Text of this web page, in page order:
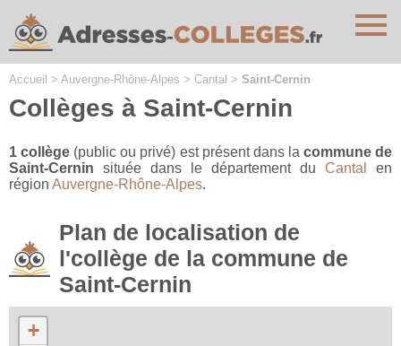
Accueil > Auvergne-Rhône-Alpes > Cantal > Saint-Cernin
Collèges à Saint-Cernin
1 collège (public ou privé) est présent dans la commune de
Saint-Cernin située dans le département du Cantal
en
région Auvergne-Rhône-Alpes.
Plan de localisation de
l'collège de la commune de
Saint-Cernin
+